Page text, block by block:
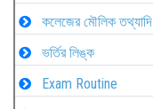
কলেজের মৌলিক তথ্যাদি
ভর্তির লিঙ্ক
Exam Routine